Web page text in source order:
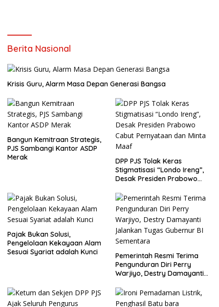
Berita Nasional
Krisis Guru, Alarm Masa Depan Generasi Bangsa
Bangun Kemitraan Strategis,
PJS Sambangi Kantor ASDP
Merak
DPP PJS Tolak Keras
Stigmatisasi “Londo Ireng”,
Desak Presiden Prabowo
Maaf
Pajak Bukan Solusi,
Pengelolaan Kekayaan Alam
Sesuai Syariat adalah Kunci
Pemerintah Resmi Terima
Pengunduran Diri Perry
Warjiyo, Destry Damayanti
Sementara